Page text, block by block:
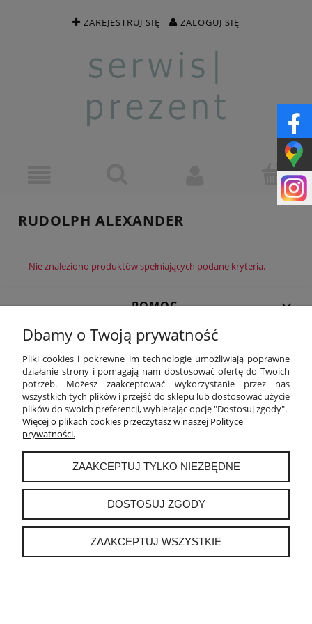
ZAREJESTRUJ SIĘ ZALOGUJ SIĘ
RUDOLPH ALEXANDER
Nie znaleziono produktów spełniających podane kryteria.
POMOC
MOJE KONTO
PŁATNOŚCI I DOSTAWA
INFORMACJE
O NAS
instagram
POKAŻ PEŁNĄ WERSJĘ STRONY
Dbamy o Twoją prywatność
Pliki cookies i pokrewne im technologie umożliwiają poprawne
działanie strony i pomagają nam dostosować ofertę do Twoich
potrzeb. Możesz zaakceptować wykorzystanie przez nas
wszystkich tych plików i przejść do sklepu lub dostosować użycie
plików do swoich preferencji, wybierając opcję "Dostosuj zgody".
Więcej o plikach cookies przeczytasz w naszej Polityce
prywatności.
ZAAKCEPTUJ TYLKO NIEZBĘDNE
DOSTOSUJ ZGODY
ZAAKCEPTUJ WSZYSTKIE